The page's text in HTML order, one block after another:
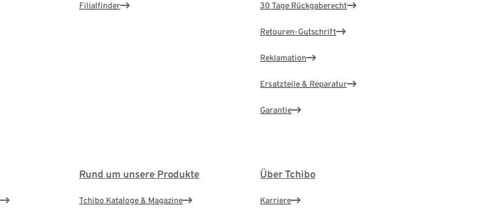
Filialfinder 30 Tage Rückgaberecht
Retouren-Gutschrift
Reklamation
Ersatzteile & Reparatur
Garantie
Rund um unsere Produkte
Tchibo Kataloge & Magazine
Über Tchibo
Karriere